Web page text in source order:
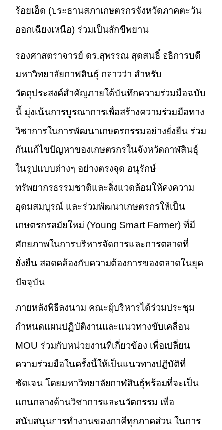
ร้อยเอ็ด (ประธานสภาเกษตรกรจังหวัดภาคตะวัน
ออกเฉียงเหนือ) ร่วมเป็นสักขีพยาน
รองศาสตราจารย์ ดร.สุพรรณ สุดสนธิ์ อธิการบดี
มหาวิทยาลัยกาฬสินธุ์ กล่าวว่า สำหรับ
วัตถุประสงค์สำคัญภายใต้บันทึกความร่วมมือฉบับ
นี้ มุ่งเน้นการบูรณาการเพื่อสร้างความร่วมมือทาง
วิชาการในการพัฒนาเกษตรกรรมอย่างยั่งยืน ร่วม
กันแก้ไขปัญหาของเกษตรกรในจังหวัดกาฬสินธุ์
ในรูปแบบต่างๆ อย่างตรงจุด อนุรักษ์
ทรัพยากรธรรมชาติและสิ่งแวดล้อมให้คงความ
อุดมสมบูรณ์ และร่วมพัฒนาเกษตรกรให้เป็น
เกษตรกรสมัยใหม่ (Young Smart Farmer) ที่มี
ศักยภาพในการบริหารจัดการและการตลาดที่
ยั่งยืน สอดคล้องกับความต้องการของตลาดในยุค
ปัจจุบัน
ภายหลังพิธีลงนาม คณะผู้บริหารได้ร่วมประชุม
กำหนดแผนปฏิบัติงานและแนวทางขับเคลื่อน
MOU ร่วมกับหน่วยงานที่เกี่ยวข้อง เพื่อเปลี่ยน
ความร่วมมือในครั้งนี้ให้เป็นแนวทางปฏิบัติที่
ชัดเจน โดยมหาวิทยาลัยกาฬสินธุ์พร้อมที่จะเป็น
แกนกลางด้านวิชาการและนวัตกรรม เพื่อ
สนับสนุนการทำงานของภาคีทุกภาคส่วน ในการ